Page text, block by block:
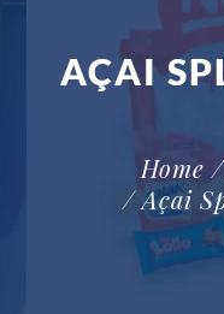
AÇAI
Home
/ Açai